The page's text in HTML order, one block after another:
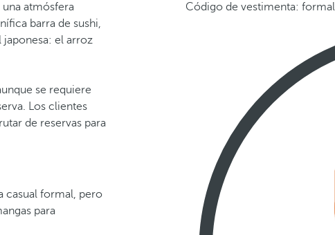
atmósfera
barra de sushi,
japonesa: el arroz
se requiere
Los clientes
de reservas para
casual formal, pero
para
Código de vestimenta: